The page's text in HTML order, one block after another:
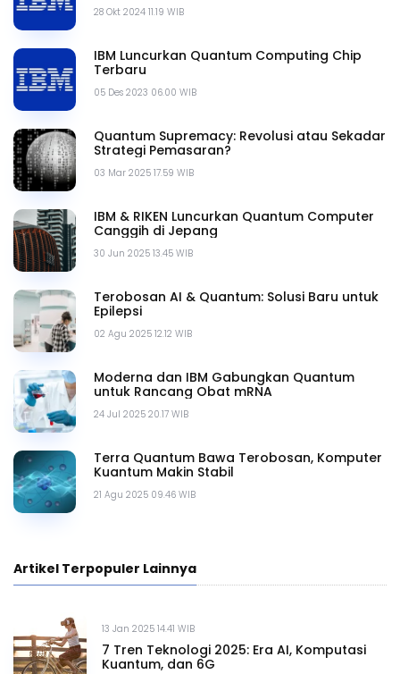
28 Okt 2024 11.19 WIB
05 Des 2023 06.00 WIB
IBM Luncurkan Quantum Computing Chip
Terbaru
03 Mar 2025 17.59 WIB
Quantum Supremacy: Revolusi atau Sekadar
Strategi Pemasaran?
30 Jun 2025 13.45 WIB
IBM & RIKEN Luncurkan Quantum Computer
Canggih di Jepang
02 Agu 2025 12.12 WIB
Terobosan AI & Quantum: Solusi Baru untuk
Epilepsi
24 Jul 2025 20.17 WIB
Moderna dan IBM Gabungkan Quantum
untuk Rancang Obat mRNA
21 Agu 2025 09.46 WIB
Terra Quantum Bawa Terobosan, Komputer
Kuantum Makin Stabil
Artikel Terpopuler Lainnya
13 Jan 2025 14.41 WIB
7 Tren Teknologi 2025: Era AI, Komputasi
Kuantum, dan 6G